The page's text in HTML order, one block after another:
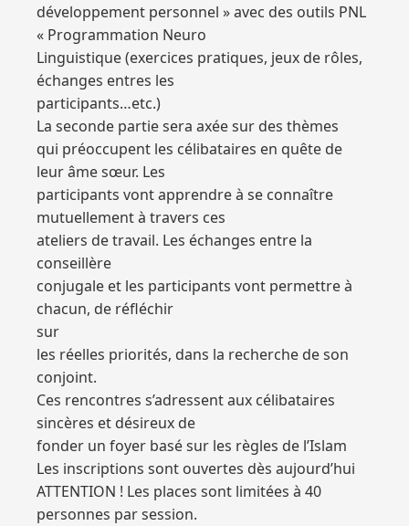
développement personnel » avec des outils PNL
« Programmation Neuro
Linguistique (exercices pratiques, jeux de rôles,
échanges entres les
participants…etc.)
La seconde partie sera axée sur des thèmes
qui préoccupent les célibataires en quête de
leur âme sœur. Les
participants vont apprendre à se connaître
mutuellement à travers ces
ateliers de travail. Les échanges entre la
conseillère
conjugale et les participants vont permettre à
chacun, de réfléchir
sur
les réelles priorités, dans la recherche de son
conjoint.
Ces rencontres s’adressent aux célibataires
sincères et désireux de
fonder un foyer basé sur les règles de l’Islam
Les inscriptions sont ouvertes dès aujourd’hui
ATTENTION ! Les places sont limitées à 40
personnes par session.